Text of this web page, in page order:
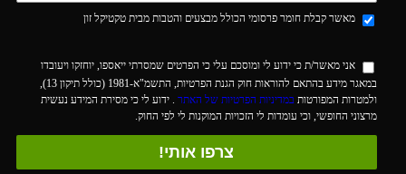
מאשר קבלת חומר פרסומי הכולל מבצעים והטבות מבית טקטיקל זון
אני מאשר/ת כי ידוע לי ומוסכם עלי כי הפרטים שמסרתי ייאספו, יוחזקו ויעובדו
במאגר מידע בהתאם להוראות חוק הגנת הפרטיות, התשמ"א-1981 (כולל תיקון 13),
ולמטרות המפורטות במדיניות הפרטיות של האתר
. ידוע לי כי מסירת המידע נעשית
מרצוני החופשי, וכי עומדות לי הזכויות המוקנות לי לפי החוק.
צרפו אותי!